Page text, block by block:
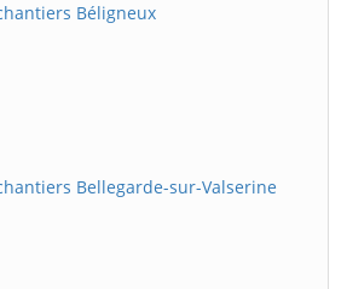
Béligneux
Bellegarde-sur-Valserine